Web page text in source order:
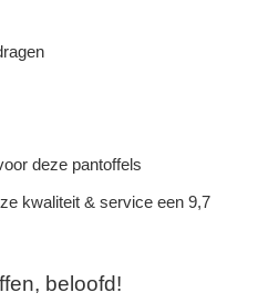
deze pantoffels
kwaliteit & service een 9,7
beloofd!